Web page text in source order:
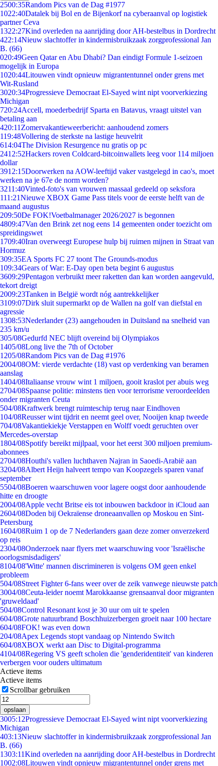
2500:35Random Pics van de Dag #1977
1022:40Datalek bij Bol en de Bijenkorf na cyberaanval op logistiek
partner Ceva
1322:27Kind overleden na aanrijding door AH-bestelbus in Dordrecht
422:14Nieuw slachtoffer in kindermisbruikzaak zorgprofessional Jan
B. (66)
020:49Geen Qatar en Abu Dhabi? Dan eindigt Formule 1-seizoen
mogelijk in Europa
1020:44Litouwen vindt opnieuw migrantentunnel onder grens met
Wit-Rusland
3020:34Progressieve Democraat El-Sayed wint nipt voorverkiezing
Michigan
720:24Accell, moederbedrijf Sparta en Batavus, vraagt uitstel van
betaling aan
420:11 Zomervakantieweerbericht: aanhoudend zomers
119:48Vollering de sterkste na lastige heuvelrit
614:04The Division Resurgence nu gratis op pc
2412:52Hackers roven Coldcard-bitcoinwallets leeg voor 114 miljoen
dollar
3912:15Doorwerken na AOW-leeftijd vaker vastgelegd in cao's, moet
werken na je 67e de norm worden?
3211:40Vinted-foto's van vrouwen massaal gedeeld op seksfora
111:21Nieuwe XBOX Game Pass titels voor de eerste helft van de
maand augustus
209:50De FOK!Voetbalmanager 2026/2027 is begonnen
4809:47Van den Brink zet nog eens 14 gemeenten onder toezicht om
spreidingswet
1709:40Iran overweegt Europese hulp bij ruimen mijnen in Straat van
Hormuz
309:35EA Sports FC 27 toont The Grounds-modus
109:34Gears of War: E-Day open beta begint 6 augustus
3609:29Pentagon verbruikt meer raketten dan kan worden aangevuld,
tekort dreigt
2009:23Tanken in België wordt nóg aantrekkelijker
3109:07Dirk sluit supermarkt op de Wallen na golf van diefstal en
agressie
1308:53Nederlander (23) aangehouden in Duitsland na snelheid van
235 km/u
305/08Gedurfd NEC blijft overeind bij Olympiakos
1405/08Long live the 7th of October
1205/08Random Pics van de Dag #1976
2004/08OM: vierde verdachte (18) vast op verdenking van beramen
aanslag
1404/08Italiaanse vrouw wint 1 miljoen, gooit kraslot per abuis weg
2704/08Spaanse politie: minstens tien voor terrorisme veroordeelden
onder migranten Ceuta
504/08Kraftwerk brengt ruimteschip terug naar Eindhoven
104/08Reusser wint tijdrit en neemt geel over, Nooijen knap tweede
704/08Vakantiekiekje Verstappen en Wolff voedt geruchten over
Mercedes-overstap
1804/08Spotify bereikt mijlpaal, voor het eerst 300 miljoen premium-
abonnees
2704/08Houthi's vallen luchthaven Najran in Saoedi-Arabië aan
3204/08Albert Heijn halveert tempo van Koopzegels sparen vanaf
september
5504/08Boeren waarschuwen voor lagere oogst door aanhoudende
hitte en droogte
2004/08Apple vecht Britse eis tot inbouwen backdoor in iCloud aan
2604/08Doden bij Oekraïense droneaanvallen op Moskou en Sint-
Petersburg
1604/08Ruim 1 op de 7 Nederlanders gaan deze zomer onverzekerd
op reis
2304/08Onderzoek naar flyers met waarschuwing voor 'Israëlische
oorlogsmisdadigers'
8104/08'Witte' mannen discrimineren is volgens OM geen enkel
probleem
504/08Street Fighter 6-fans weer over de zeik vanwege nieuwste patch
3004/08Ceuta-leider noemt Marokkaanse grensaanval door migranten
'gruweldaad'
504/08Control Resonant kost je 30 uur om uit te spelen
604/08Grote natuurbrand Boschhuizerbergen groeit naar 100 hectare
604/08FOK! was even down
204/08Apex Legends stopt vandaag op Nintendo Switch
604/08XBOX werkt aan Disc to Digital-programma
4104/08Regering VS geeft scholen die 'genderidentiteit' van kinderen
verbergen voor ouders ultimatum
Actieve items
Actieve items
Scrollbar gebruiken
opslaan
3005:12Progressieve Democraat El-Sayed wint nipt voorverkiezing
Michigan
403:13Nieuw slachtoffer in kindermisbruikzaak zorgprofessional Jan
B. (66)
1303:11Kind overleden na aanrijding door AH-bestelbus in Dordrecht
1002:08Litouwen vindt opnieuw migrantentunnel onder grens met